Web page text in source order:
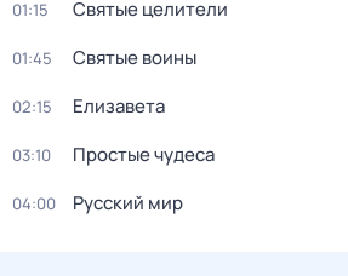
01:15 Святые целители
01:45 Святые воины
02:15 Елизавета
03:10 Простые чудеса
04:00 Русский мир